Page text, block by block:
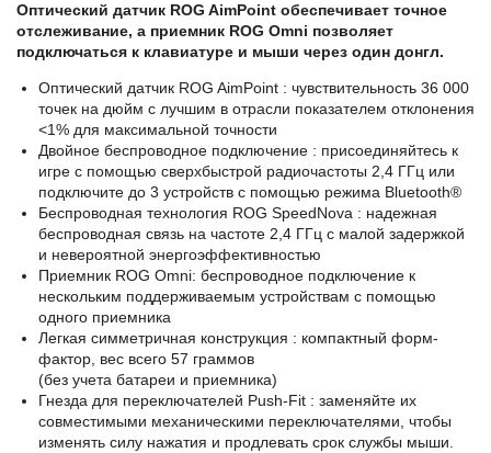
Оптический датчик ROG AimPoint обеспечивает точное
отслеживание, а приемник ROG Omni позволяет
подключаться к клавиатуре и мыши через один донгл.
Оптический датчик ROG AimPoint : чувствительность 36 000
точек на дюйм с лучшим в отрасли показателем отклонения
<1% для максимальной точности
Двойное беспроводное подключение : присоединяйтесь к
игре с помощью сверхбыстрой радиочастоты 2,4 ГГц или
подключите до 3 устройств с помощью режима Bluetooth®
Беспроводная технология ROG SpeedNova : надежная
беспроводная связь на частоте 2,4 ГГц с малой задержкой
и невероятной энергоэффективностью
Приемник ROG Omni: беспроводное подключение к
нескольким поддерживаемым устройствам с помощью
одного приемника
Легкая симметричная конструкция : компактный форм-
фактор, вес всего 57 граммов
(без учета батареи и приемника)
Гнезда для переключателей Push-Fit : заменяйте их
совместимыми механическими переключателями, чтобы
изменять силу нажатия и продлевать срок службы мыши.